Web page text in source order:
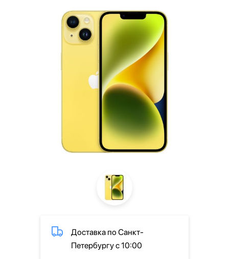
Доставка по Санкт-
Петербургу с 10:00